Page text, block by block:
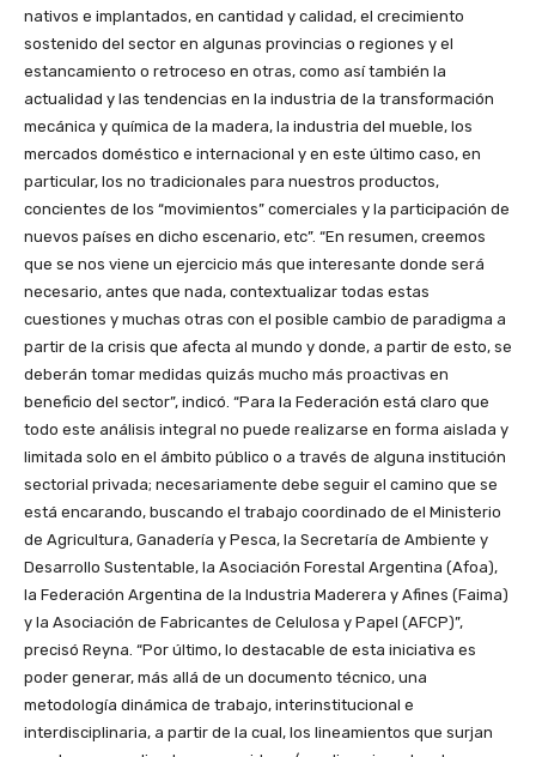
nativos e implantados, en cantidad y calidad, el crecimiento
sostenido del sector en algunas provincias o regiones y el
estancamiento o retroceso en otras, como así también la
actualidad y las tendencias en la industria de la transformación
mecánica y química de la madera, la industria del mueble, los
mercados doméstico e internacional y en este último caso, en
particular, los no tradicionales para nuestros productos,
concientes de los “movimientos” comerciales y la participación de
nuevos países en dicho escenario, etc”. “En resumen, creemos
que se nos viene un ejercicio más que interesante donde será
necesario, antes que nada, contextualizar todas estas
cuestiones y muchas otras con el posible cambio de paradigma a
partir de la crisis que afecta al mundo y donde, a partir de esto, se
deberán tomar medidas quizás mucho más proactivas en
beneficio del sector”, indicó. “Para la Federación está claro que
todo este análisis integral no puede realizarse en forma aislada y
limitada solo en el ámbito público o a través de alguna institución
sectorial privada; necesariamente debe seguir el camino que se
está encarando, buscando el trabajo coordinado de el Ministerio
de Agricultura, Ganadería y Pesca, la Secretaría de Ambiente y
Desarrollo Sustentable, la Asociación Forestal Argentina (Afoa),
la Federación Argentina de la Industria Maderera y Afines (Faima)
y la Asociación de Fabricantes de Celulosa y Papel (AFCP)”,
precisó Reyna. “Por último, lo destacable de esta iniciativa es
poder generar, más allá de un documento técnico, una
metodología dinámica de trabajo, interinstitucional e
interdisciplinaria, a partir de la cual, los lineamientos que surjan